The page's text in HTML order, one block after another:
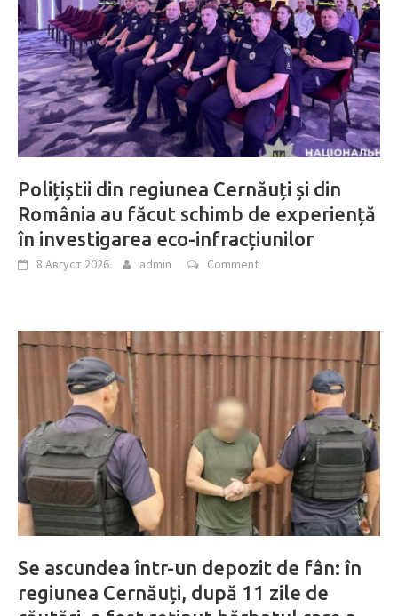
Polițiștii din regiunea Cernăuți și din
România au făcut schimb de experiență
în investigarea eco-infracțiunilor
8 Август 2026 admin Comment
Se ascundea într-un depozit de fân: în
regiunea Cernăuți, după 11 zile de